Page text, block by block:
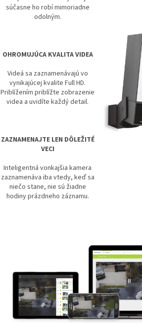
súčasne ho robí mimoriadne
odolným.
OHROMUJÚCA KVALITA VIDEA
Videá sa zaznamenávajú vo
vynikajúcej kvalite Full HD.
Priblížením priblížte zobrazenie
videa a uvidíte každý detail.
ZAZNAMENAJTE LEN DÔLEŽITÉ
VECI
Inteligentná vonkajšia kamera
zaznamenáva iba vtedy, keď sa
niečo stane, nie sú žiadne
hodiny prázdneho záznamu.